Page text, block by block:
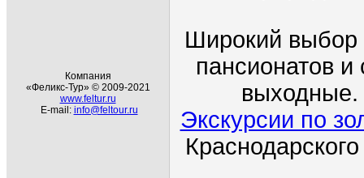
Компания
«Феликс-Тур» © 2009-2021
www.feltur.ru
E-mail: info@feltour.ru
Широкий выбор
пансионатов
выходные.
Экскурсии по